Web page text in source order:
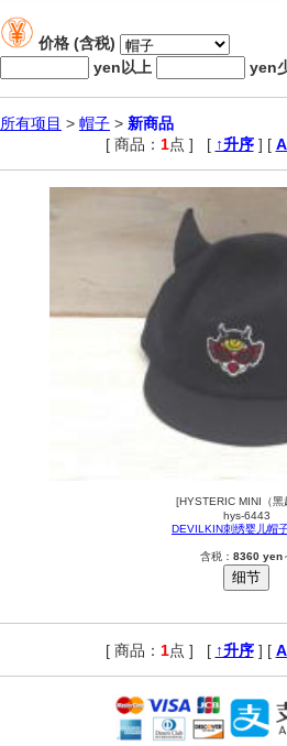
价格 (含税)
yen以上
yen
所有项目 > 帽子 > 新商品
[ 商品： 1点 ] [ ↑升序 ] [
[HYSTERIC MINI（黑
hys-6443
DEVILKIN刺绣婴儿帽
含税： 8360 yen
[ 商品： 1点 ] [ ↑升序 ] [